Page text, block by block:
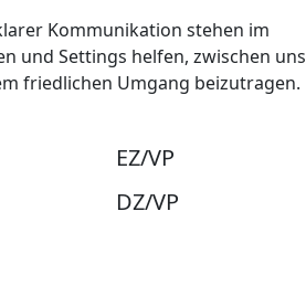
Kommunikation stehen im
und Settings helfen, zwischen uns
friedlichen Umgang beizutragen.
EZ/VP
DZ/VP